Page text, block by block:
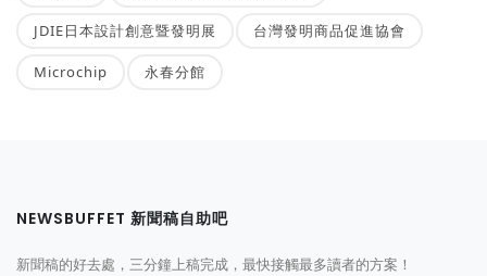
JDIE日本設計創意暨發明展 台灣發明商品促進協會
Microchip 永春分館
NEWSBUFFET 新聞稿自助吧
新聞稿的好去處，三分鐘上稿完成，最快接觸最多讀者的方案！